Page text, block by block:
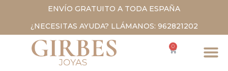
ENVÍO GRATUITO A TODA ESPAÑA
¿NECESITAS AYUDA? LLÁMANOS: 962821202
0